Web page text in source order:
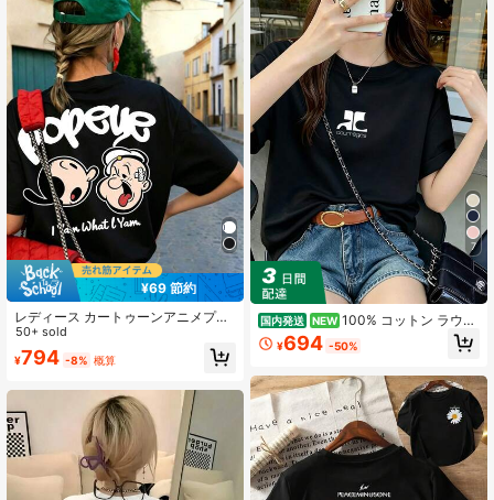
¥69 節約
レディース カートゥーンアニメプリ
ントTシャツ カジュアルストリート
スタイル 半袖 ブラック 夏用
50+ sold
¥794 -8% 概算
7
国内発送 NEW 100% コットン ラウン
ドネック半袖 T シャツ、夏服レディ
ースロゴプリント おしゃれゆったり
¥694 -50%